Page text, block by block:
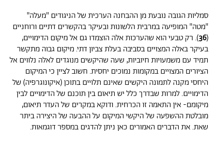
סמליות הגובה נובעת מן ההבחנה הערכית של הניגודים "מעלה"
"מטה" המופיעה במרבית הלשונות ובעיקר בהקשרים דתיים ורוחניים
(
36). רק טבעי הוא שהערכות אלה הוצמדו גם אל מיקום הדימויים,
בעיקר באלה המצויים בסביבה בעלת צביון דתי. מיקום גבוה מתקשר
תמיד עם משמעויות חיוביות, שעה שהיקשים מנוגדים לאלה נלווים אל
הציורים המצויים במקומות נמוכים יחסית. חשוב לציין כי המיקום
היחסי מקנה לתמונה היקשים שאינם תלויים בתוכן (איקונוגרפיה) של
הדימויים. למרות שבדרך כלל יש תיאום בין תוכנם של הדימויים לבין
מיקומם- אין התאמה זו הכרחית. ודוקא במקרים של העדר תיאום,
מובלטת ההשפעה של היקשי המיקום על ההבעה של היצירה ביתר
שאת. את הדברים האמורים כאן ניתן להדגים במספר דוגמאות.